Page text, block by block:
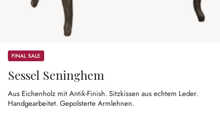
Sale
Sessel Seninghem
Aus Eichenholz mit Antik-Finish. Sitzkissen aus echtem Leder.
Handgearbeitet. Gepolsterte Armlehnen.